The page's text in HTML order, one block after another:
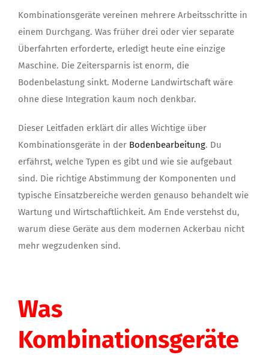
Kombinationsgeräte vereinen mehrere Arbeitsschritte in
einem Durchgang. Was früher drei oder vier separate
Überfahrten erforderte, erledigt heute eine einzige
Maschine. Die Zeitersparnis ist enorm, die
Bodenbelastung sinkt. Moderne Landwirtschaft wäre
ohne diese Integration kaum noch denkbar.
Dieser Leitfaden erklärt dir alles Wichtige über
Kombinationsgeräte in der Bodenbearbeitung. Du
erfährst, welche Typen es gibt und wie sie aufgebaut
sind. Die richtige Abstimmung der Komponenten und
typische Einsatzbereiche werden genauso behandelt wie
Wartung und Wirtschaftlichkeit. Am Ende verstehst du,
warum diese Geräte aus dem modernen Ackerbau nicht
mehr wegzudenken sind.
Was
Kombinationsgeräte